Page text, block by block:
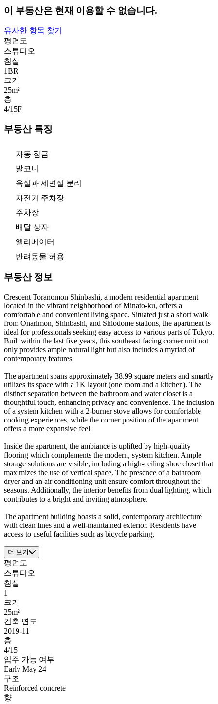
이 부동산은 현재 이용할 수 없습니다.
유사한 항목 찾기
평면도
스튜디오
침실
1BR
크기
25m²
층
4/15F
부동산 특징
자동 잠금
발코니
욕실과 세면실 분리
자전거 주차장
주차장
배달 상자
엘리베이터
반려동물 허용
부동산 정보
Crescent Toranomon Shinbashi, a modern residential apartment
located in the vibrant neighborhood of Minato-ku, offers a
comfortable and convenient living space. Situated just a short walk
from Onarimon, Shinbashi, and Shiodome stations, the apartment is
ideal for professionals seeking easy access to various parts of Tokyo.
Built within the last five years, this southeast-facing corner unit not
only provides ample natural light but also includes a myriad of
contemporary features.
The apartment spans approximately 38.99 square meters and smartly
utilizes its space with a 1K layout (one room and a kitchen). The
distinct separation between the bathroom and water closet is a
thoughtful touch, enhancing privacy and convenience. The inclusion
of a system kitchen with a 2-burner stove allows for comfortable
cooking experiences, while the corner position of the apartment
offers a more expansive feel.
Inside the apartment, the ambiance is uplifted by high-quality
flooring which complements the modern, system kitchen. Ample
storage solutions are visible, including a high-ceiling shoe closet that
maximizes the use of vertical space. The presence of a bathroom
dryer and an air conditioning unit ensure comfort throughout the
seasons. Additionally, the interior benefits from dual lighting, which
contributes to a bright and inviting atmosphere.
The apartment building boasts a solid, contemporary architecture
with clean lines and a well-maintained exterior. Residents have
access to useful facilities such as bicycle parking,
더 보기
평면도
스튜디오
침실
1
크기
25m²
건축 연도
2019-11
층
4/15
입주 가능 여부
Early May 24
구조
Reinforced concrete
향